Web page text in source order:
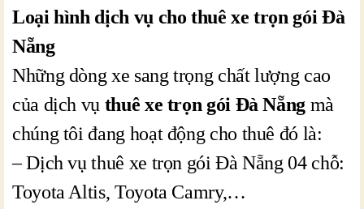
Loại hình dịch vụ cho thuê xe trọn gói Đà
Nẵng
Những dòng xe sang trọng chất lượng cao
của dịch vụ thuê xe trọn gói Đà Nẵng mà
chúng tôi đang hoạt động cho thuê đó là:
– Dịch vụ thuê xe trọn gói Đà Nẵng 04 chỗ:
Toyota Altis, Toyota Camry,…